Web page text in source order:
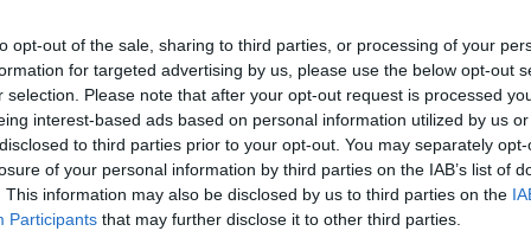
opt-out of the sale, sharing to third parties, or processing of your
for targeted advertising by us, please use the below opt-out
selection. Please note that after your opt-out request is processed
interest-based ads based on personal information utilized by us
to third parties prior to your opt-out. You may separately
of your personal information by third parties on the IAB’s list of
This information may also be disclosed by us to third parties on the
Participants that may further disclose it to other third parties.
2023-01-11 11:16
Logg inn
Glemt ditt passord?
Få ny aktiveringslenke